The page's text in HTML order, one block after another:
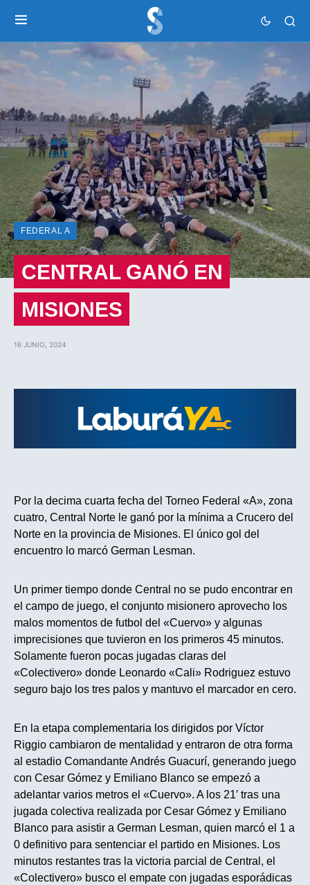
FEDERAL A
CENTRAL GANÓ EN
MISIONES
16 JUNIO, 2024
Por la decima cuarta fecha del Torneo Federal «A», zona
cuatro, Central Norte le ganó por la mínima a Crucero del
Norte en la provincia de Misiones. El único gol del
encuentro lo marcó German Lesman.
Un primer tiempo donde Central no se pudo encontrar en
el campo de juego, el conjunto misionero aprovecho los
malos momentos de futbol del «Cuervo» y algunas
imprecisiones que tuvieron en los primeros 45 minutos.
Solamente fueron pocas jugadas claras del
«Colectivero» donde Leonardo «Cali» Rodriguez estuvo
seguro bajo los tres palos y mantuvo el marcador en cero.
En la etapa complementaria los dirigidos por Víctor
Riggio cambiaron de mentalidad y entraron de otra forma
al estadio Comandante Andrés Guacurí, generando juego
con Cesar Gómez y Emiliano Blanco se empezó a
adelantar varios metros el «Cuervo». A los 21′ tras una
jugada colectiva realizada por Cesar Gómez y Emiliano
Blanco para asistir a German Lesman, quien marcó el 1 a
0 definitivo para sentenciar el partido en Misiones. Los
minutos restantes tras la victoria parcial de Central, el
«Colectivero» busco el empate con jugadas esporádicas